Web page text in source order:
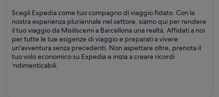
Scegli Expedia come tuo compagno di viaggio fidato. Con la
nostra esperienza pluriennale nel settore, siamo qui per rendere
il tuo viaggio da Misiliscemi a Barcellona una realtà. Affidati a noi
per tutte le tue esigenze di viaggio e preparati a vivere
un'avventura senza precedenti. Non aspettare oltre, prenota il
tuo volo economico su Expedia e inizia a creare ricordi
indimenticabili.